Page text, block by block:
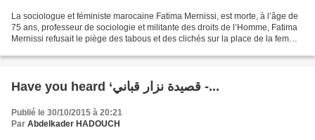
La sociologue et féministe marocaine Fatima Mernissi, est morte, à l’âge de
75 ans, professeur de sociologie et militante des droits de l’Homme, Fatima
Mernissi refusait le piège des tabous et des clichés sur la place de la femme
Have you heard ‘قصيدة نزار قباني -...
Publié le 30/10/2015 à 20:21
Par Abdelkader HADOUCH